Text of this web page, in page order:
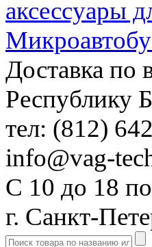
Доставка по
Республику
тел: (812)
info@vag-
С 10 до 18
г. Санкт-